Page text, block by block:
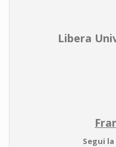
Libera
Segui